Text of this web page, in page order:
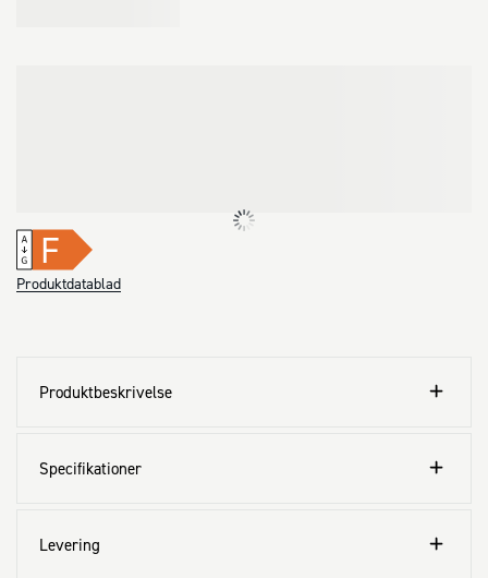
F
Produktdatablad
Produktbeskrivelse
Specifikationer
Levering